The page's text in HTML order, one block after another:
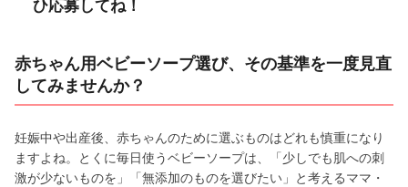
ひ応募してね！
赤ちゃん用ベビーソープ選び、その基準を一度見直
してみませんか？
妊娠中や出産後、赤ちゃんのために選ぶものはどれも慎重になり
ますよね。とくに毎日使うベビーソープは、「少しでも肌への刺
激が少ないものを」「無添加のものを選びたい」と考えるママ・